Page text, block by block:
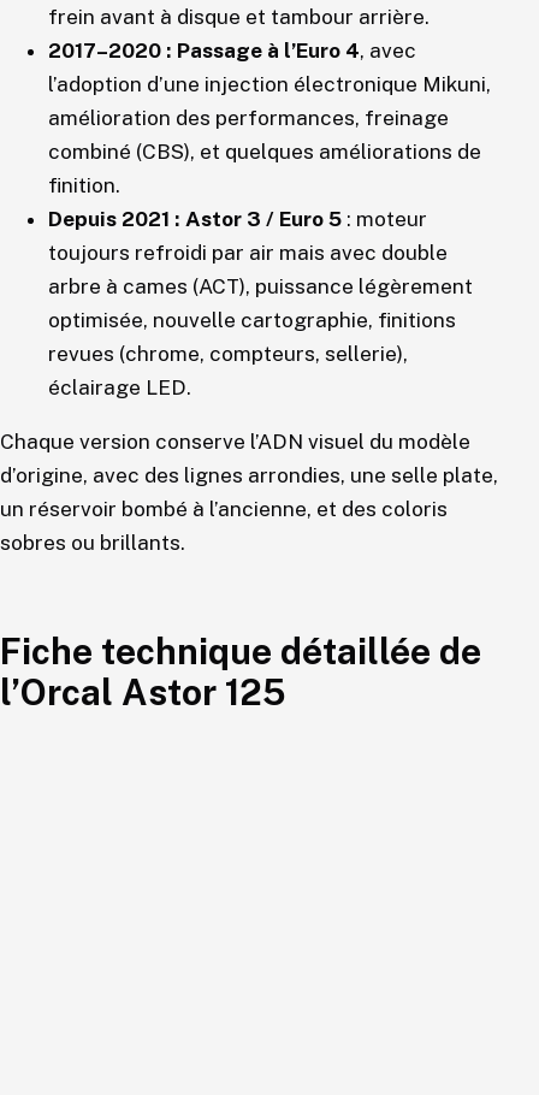
frein avant à disque et tambour arrière.
2017–2020 : Passage à l’Euro 4, avec
l’adoption d’une injection électronique Mikuni,
amélioration des performances, freinage
combiné (CBS), et quelques améliorations de
finition.
Depuis 2021 : Astor 3 / Euro 5 : moteur
toujours refroidi par air mais avec double
arbre à cames (ACT), puissance légèrement
optimisée, nouvelle cartographie, finitions
revues (chrome, compteurs, sellerie),
éclairage LED.
Chaque version conserve l’ADN visuel du modèle
d’origine, avec des lignes arrondies, une selle plate,
un réservoir bombé à l’ancienne, et des coloris
sobres ou brillants.
Fiche technique détaillée de
l’Orcal Astor 125